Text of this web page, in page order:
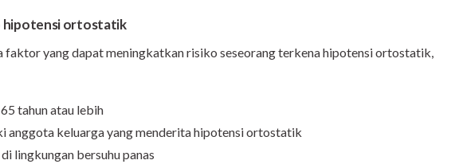
hipotensi ortostatik
faktor yang dapat meningkatkan risiko seseorang terkena hipotensi ortostatik,
tahun atau lebih
anggota keluarga yang menderita hipotensi ortostatik
lingkungan bersuhu panas